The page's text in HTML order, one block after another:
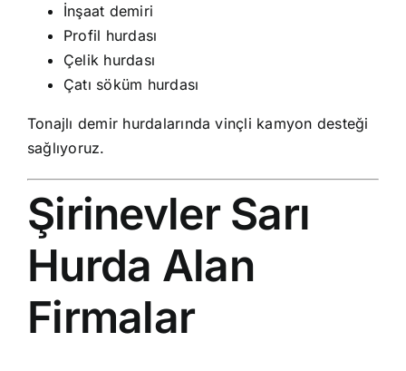
İnşaat demiri
Profil hurdası
Çelik hurdası
Çatı söküm hurdası
Tonajlı demir hurdalarında vinçli kamyon desteği
sağlıyoruz.
Şirinevler Sarı
Hurda Alan
Firmalar